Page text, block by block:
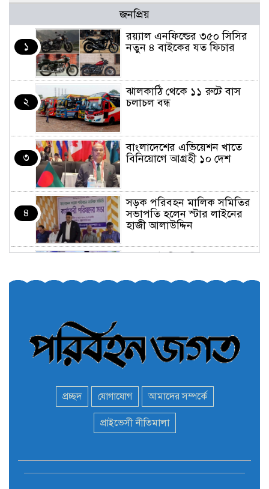
জনপ্রিয়
১
র‌য়্যাল এনফিল্ডের ৩৫০ সিসির
নতুন ৪ বাইকের যত ফিচার
২
ঝালকাঠি থেকে ১১ রুটে বাস
চলাচল বন্ধ
৩
বাংলাদেশের এভিয়েশন খাতে
বিনিয়োগে আগ্রহী ১০ দেশ
৪
সড়ক পরিবহন মালিক সমিতির
সভাপতি হলেন স্টার লাইনের
হাজী আলাউদ্দিন
অনির্দিষ্টকালের জন্য বাংলাদেশে
মন্ত্রী এমপিদের দেশত্যাগের
হিড়িক : নিরাপদ আশ্রয়ে
বাস ড্রাইভার নিকোলাস মাদুরো
প্রচ্ছদ যোগাযোগ আমাদের সম্পর্কে
প্রাইভেসী নীতিমালা